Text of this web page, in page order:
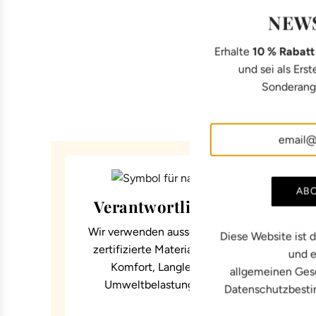
Verantwortliche Materialien
Wir verwenden ausschließlich natürliche und
zertifizierte Materialien, die sorgfältig nach
Komfort, Langlebigkeit und geringer
Umweltbelastung ausgewählt wurden.
Erhalte 10 % Rabatt
und sei als
Diese Website ist
und
allgemeinen